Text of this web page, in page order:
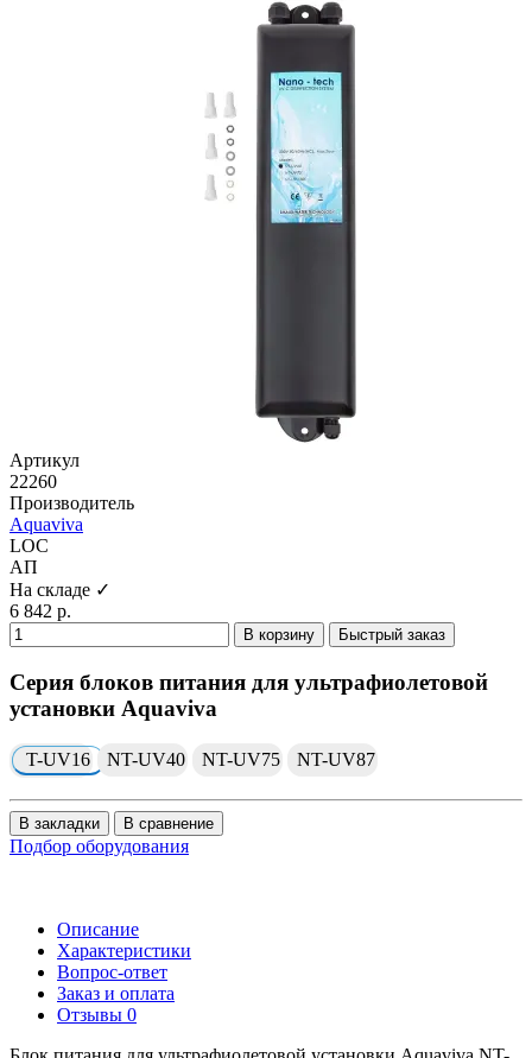
Артикул
22260
Производитель
Aquaviva
LOC
АП
На складе ✓
6 842 р.
В корзину Быстрый заказ
Серия блоков питания для ультрафиолетовой
установки Aquaviva
T-UV16 NT-UV40 NT-UV75 NT-UV87
В закладки В сравнение
Подбор оборудования
Описание
Характеристики
Вопрос-ответ
Заказ и оплата
Отзывы 0